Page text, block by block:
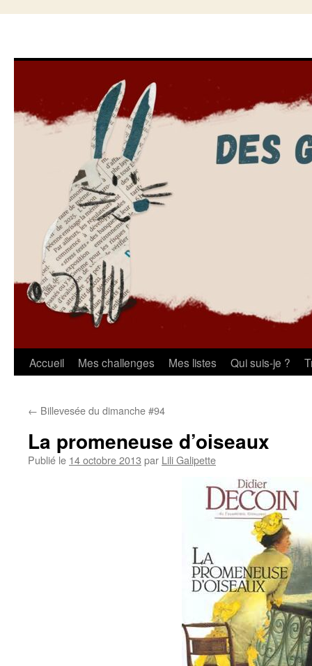
Aller
contenu
Accueil Mes challenges Mes listes Qui suis-je ?
← Billevesée du dimanche #94
La promeneuse d’oiseaux
Publié le 14 octobre 2013 par Lili Galipette